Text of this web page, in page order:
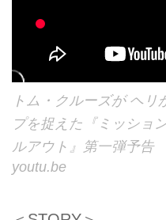
トム・クルーズが ヘリ
プを捉えた『ミッショ
ルアウト』第一弾予告
youtu.be